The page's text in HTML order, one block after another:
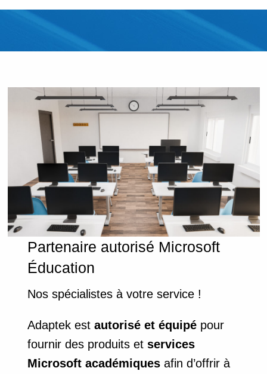
Partenaire autorisé Microsoft
Éducation
Nos spécialistes à votre service !
Adaptek estautorisé et équipé pour
fournir des produits etservices
Microsoft académiques afin d’offrir à